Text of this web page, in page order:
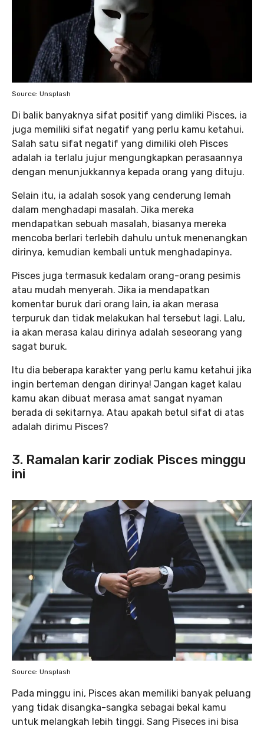
Source: Unsplash
Di balik banyaknya sifat positif yang dimliki Pisces, ia
juga memiliki sifat negatif yang perlu kamu ketahui.
Salah satu sifat negatif yang dimiliki oleh Pisces
adalah ia terlalu jujur mengungkapkan perasaannya
dengan menunjukkannya kepada orang yang dituju.
Selain itu, ia adalah sosok yang cenderung lemah
dalam menghadapi masalah. Jika mereka
mendapatkan sebuah masalah, biasanya mereka
mencoba berlari terlebih dahulu untuk menenangkan
dirinya, kemudian kembali untuk menghadapinya.
Pisces juga termasuk kedalam orang-orang pesimis
atau mudah menyerah. Jika ia mendapatkan
komentar buruk dari orang lain, ia akan merasa
terpuruk dan tidak melakukan hal tersebut lagi. Lalu,
ia akan merasa kalau dirinya adalah seseorang yang
sagat buruk.
Itu dia beberapa karakter yang perlu kamu ketahui jika
ingin berteman dengan dirinya! Jangan kaget kalau
kamu akan dibuat merasa amat sangat nyaman
berada di sekitarnya. Atau apakah betul sifat di atas
adalah dirimu Pisces?
3. Ramalan karir zodiak Pisces minggu
ini
Source: Unsplash
Pada minggu ini, Pisces akan memiliki banyak peluang
yang tidak disangka-sangka sebagai bekal kamu
untuk melangkah lebih tinggi. Sang Piseces ini bisa